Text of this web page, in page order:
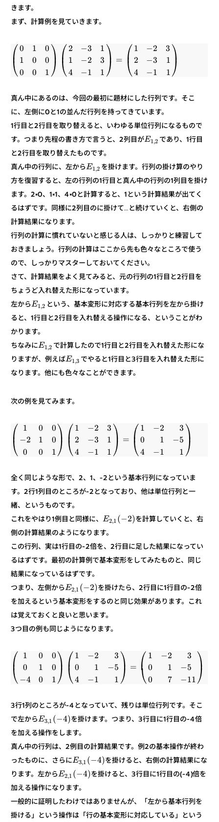
きます。
まず、計算例を見ていきます。
⎛
⎝
⎜ 0
1
0
1
0
0
0
0
1
⎞
⎠
⎟ ⎛
⎝
⎜ 2
1
4
−3
−2
−1
1
3
1
⎞
⎠
⎟ = ⎛
⎝
⎜ 1
2
4
−2
−3
−1
3
1
1
⎞
⎠
⎟
真ん中にあるのは、今回の最初に題材にした行列です。そこ
に、左側に0と1の並んだ行列を持ってきています。
1行目と2行目を取り替えると、いわゆる単位行列になるもので
す。つまり先程の書き方で言うと、2列目がE1 ,2 であり、1行目
と2行目を取り替えたものです。
真ん中の行列に、左からE1 ,2 を掛けます。行列の掛け算のやり
方を復習すると、左の行列の1行目と真ん中の行列の1列目を掛け
ます。2×0、1×1、4×0と計算すると、1という計算結果が出てく
るはずです。同様に2列目のに掛けて…と続けていくと、右側の
計算結果になります。
行列の計算に慣れていないと感じる人は、しっかりと練習して
おきましょう。行列の計算はここから先も色々なところで使う
ので、しっかりマスターしておいてください。
さて、計算結果をよく見てみると、元の行列の1行目と2行目を
ちょうど入れ替えた形になっています。
左からE1 ,2 という、基本変形に対応する基本行列を左から掛け
ると、1行目と2行目を入れ替える操作になる、ということがわ
かります。
ちなみにE1 ,2 で計算したので1行目と2行目を入れ替えた形にな
りますが、例えばE1 ,3 でやると1行目と3行目を入れ替えた形に
なります。他にも色々なことができます。
次の例を見てみます。
⎛
⎝
⎜ 1
−2
0
0
1
0
0
0
1
⎞
⎠
⎟ ⎛
⎝
⎜ 1
2
4
−2
−3
−1
3
1
1
⎞
⎠
⎟ = ⎛
⎝
⎜ 1
0
4
−2
1
−1
3
−5
1
⎞
⎠
⎟
全く同じような形で、2、1、-2という基本行列になっていま
す。2行1列目のところが-2となっており、他は単位行列と一
緒、というものです。
これをやはり1例目と同様に、E2,1 (−2)を計算していくと、右
側の計算結果のようになります。
この行列、実は1行目の-2倍を、2行目に足した結果になってい
るはずです。最初の計算例で基本変形をしてみたものと、同じ
結果になっているはずです。
つまり、左側からE2,1 (−2)を掛けたら、2行目に1行目の-2倍
を加えるという基本変形をするのと同じ効果があります。これ
は覚えておくと良いと思います。
3つ目の例も同じようになります。
⎛
⎝
⎜
1
0
−4
0
1
0
0
0
1
⎞
⎠
⎟ ⎛
⎝
⎜ 1
0
4
−2
1
−1
3
−5
1
⎞
⎠
⎟ = ⎛
⎝
⎜ 1
0
0
−2
1
7
3
−5
−11
⎞
⎠
⎟
3行1列のところが-4となっていて、残りは単位行列です。そこ
で左からE3,1 (−4)を掛けます。つまり、3行目に1行目の-4倍
を加える操作をします。
真ん中の行列は、2例目の計算結果です。例2の基本操作が終わ
ったものに、さらにE3,1 (−4)を掛けると、右側の計算結果にな
ります。左からE2,1 (−4)を掛けると、3行目に1行目の(-4)倍を
加える操作になります。
一般的に証明したわけではありませんが、「左から基本行列を
掛ける」という操作は「行の基本変形に対応している」という